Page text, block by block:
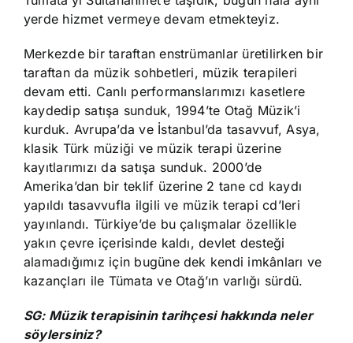
yerde hizmet vermeye devam etmekteyiz.
Merkezde bir taraftan enstrümanlar üretilirken bir
taraftan da müzik sohbetleri, müzik terapileri
devam etti. Canlı performanslarımızı kasetlere
kaydedip satışa sunduk, 1994’te Otağ Müzik’i
kurduk. Avrupa’da ve İstanbul’da tasavvuf, Asya,
klasik Türk müziği ve müzik terapi üzerine
kayıtlarımızı da satışa sunduk. 2000’de
Amerika’dan bir teklif üzerine 2 tane cd kaydı
yapıldı tasavvufla ilgili ve müzik terapi cd’leri
yayınlandı. Türkiye’de bu çalışmalar özellikle
yakın çevre içerisinde kaldı, devlet desteği
alamadığımız için bugüne dek kendi imkânları ve
kazançları ile Tümata ve Otağ’ın varlığı sürdü.
SG: Müzik terapisinin tarihçesi hakkında neler
söylersiniz?